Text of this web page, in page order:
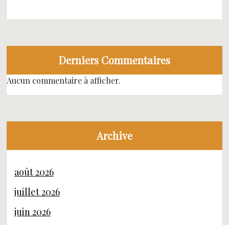
Derniers Commentaires
Aucun commentaire à afficher.
Archive
août 2026
juillet 2026
juin 2026